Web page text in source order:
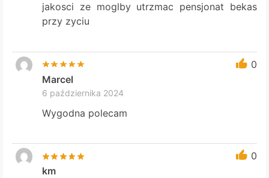
jakosci ze moglby utrzmac pensjonat bekas
przy zyciu
0
Marcel
6 października 2024
Wygodna polecam
0
km